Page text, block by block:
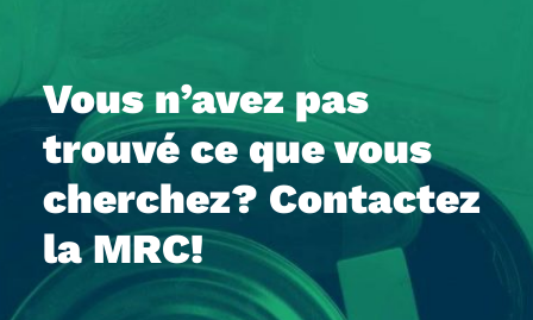
Vous n’avez pas
trouvé ce que vous
cherchez? Contactez
la MRC!